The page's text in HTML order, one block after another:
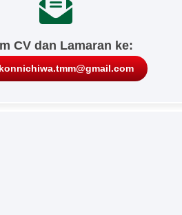
CV dan Lamaran ke: